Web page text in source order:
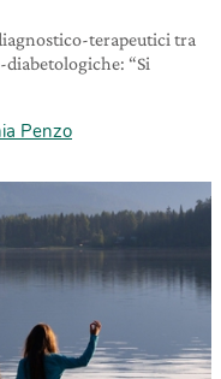
terapeutici tra
“Si
Penzo